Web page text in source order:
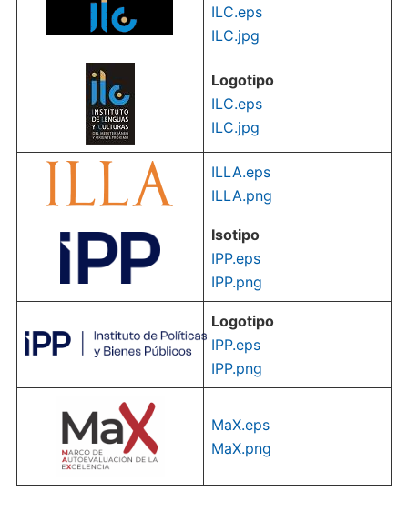
ILC.eps
ILC.jpg
Logotipo
ILC.eps
ILC.jpg
ILLA.eps
ILLA.png
Isotipo
IPP.eps
IPP.png
Logotipo
IPP.eps
IPP.png
MaX.eps
MaX.png